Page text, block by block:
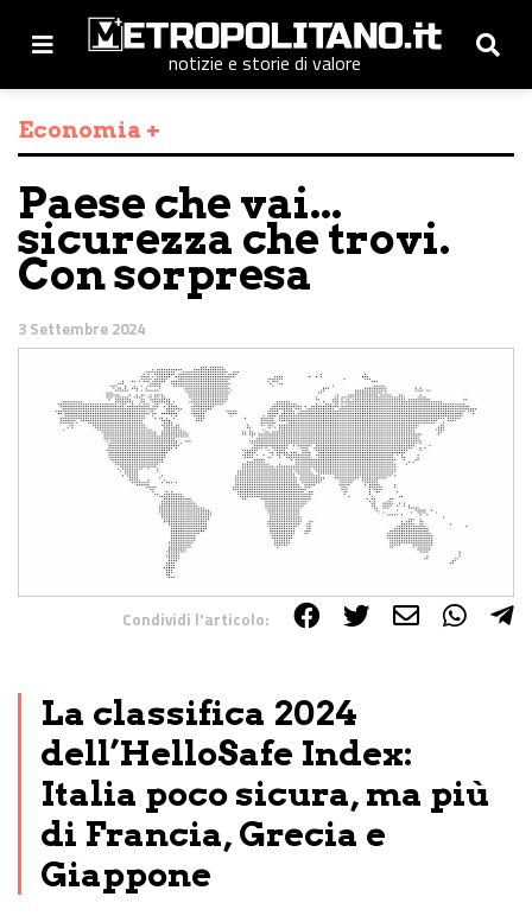
notizie e storie di valore
Economia +
Paese che vai...
sicurezza che trovi.
Con sorpresa
3 Settembre 2024
Condividi l'articolo:
La classifica 2024
dell’HelloSafe Index:
Italia poco sicura, ma più
di Francia, Grecia e
Giappone